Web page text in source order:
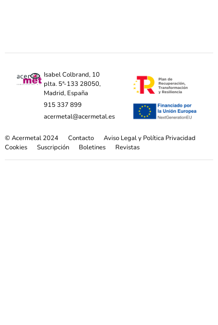
Isabel Colbrand, 10
plta. 5ª-133 28050,
Madrid, España
915 337 899
acermetal@acermetal.es
© Acermetal 2024 Contacto
Aviso Legal y Política Privacidad
Cookies
Suscripción Boletines Revistas